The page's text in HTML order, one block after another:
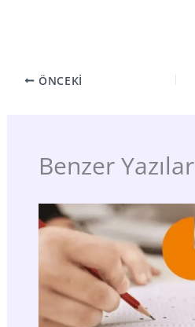
ÖNCEKI
Benzer Yazılar